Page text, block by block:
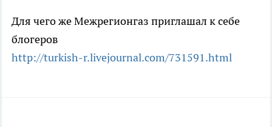
Для чего же Межрегионгаз приглашал к себе
блогеров
http://turkish-r.livejournal.com/731591.html